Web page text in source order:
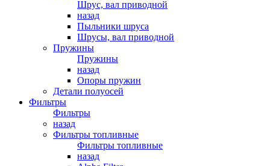
Шрус, вал приводной
назад
Пыльники шруса
Шрусы, вал приводной
Пружины
Пружины
назад
Опоры пружин
Детали полуосей
Фильтры
Фильтры
назад
Фильтры топливные
Фильтры топливные
назад